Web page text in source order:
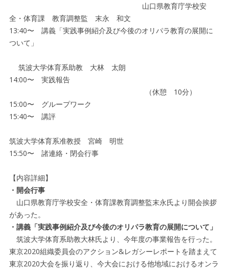
山口県教育庁学校安
全・体育課 教育調整監 末永 和文
13:40〜 講義「実践事例紹介及び今後のオリパラ教育の展開に
ついて」
筑波大学体育系助教 大林 太朗
14:00〜 実践報告
（休憩 10分）
15:00〜 グループワーク
15:40〜 講評
筑波大学体育系准教授 宮崎 明世
15:50〜 諸連絡・閉会行事
【内容詳細】
・開会行事
山口県教育庁学校安全・体育課教育調整監末永氏より開会挨拶
があった。
・講義「実践事例紹介及び今後のオリパラ教育の展開について」
筑波大学体育系助教大林氏より、今年度の事業報告を行った。
東京2020組織委員会のアクション&レガシーレポートを踏まえて
東京2020大会を振り返り、今大会における他地域におけるオンラ